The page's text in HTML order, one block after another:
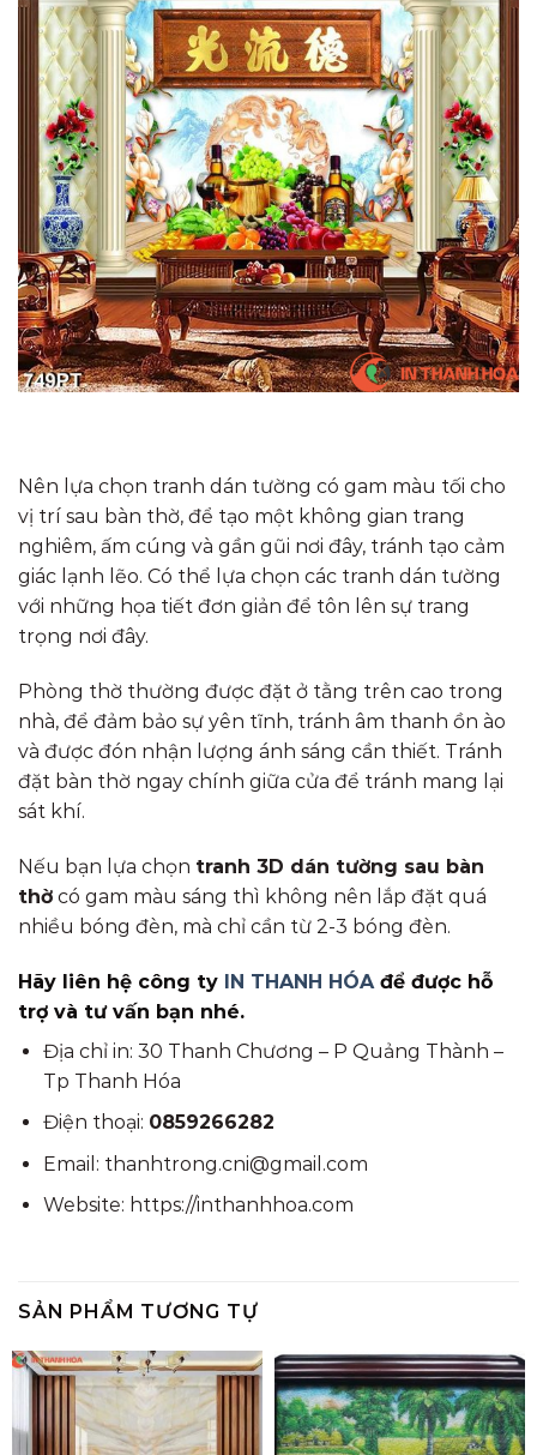
Nên lựa chọn tranh dán tường có gam màu tối cho
vị trí sau bàn thờ, để tạo một không gian trang
nghiêm, ấm cúng và gần gũi nơi đây, tránh tạo cảm
giác lạnh lẽo. Có thể lựa chọn các tranh dán tường
với những họa tiết đơn giản để tôn lên sự trang
trọng nơi đây.
Phòng thờ thường được đặt ở tằng trên cao trong
nhà, để đảm bảo sự yên tĩnh, tránh âm thanh ồn ào
và được đón nhận lượng ánh sáng cần thiết. Tránh
đặt bàn thờ ngay chính giữa cửa để tránh mang lại
sát khí.
Nếu bạn lựa chọn tranh 3D dán tường sau bàn
thờ có gam màu sáng thì không nên lắp đặt quá
nhiều bóng đèn, mà chỉ cần từ 2-3 bóng đèn.
Hãy liên hệ công ty IN THANH HÓA để được hỗ
trợ và tư vấn bạn nhé.
Địa chỉ in: 30 Thanh Chương – P Quảng Thành –
Tp Thanh Hóa
Điện thoại: 0859266282
Email: thanhtrong.cni@gmail.com
Website: https://inthanhhoa.com
SẢN PHẨM TƯƠNG TỰ